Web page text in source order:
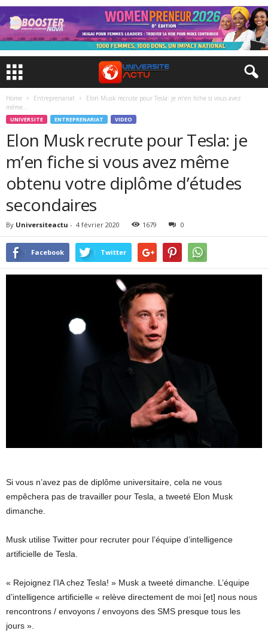
Home Entreprenariat
Elon Musk recrute pour Tesla: je m’en fiche si vous avez
même...
UNIVERSITE ENTREPRENARIAT VIDEO
Elon Musk recrute pour Tesla: je
m’en fiche si vous avez même
obtenu votre diplôme d’études
secondaires
By Universiteactu - 4 février 2020 1679 0
Facebook Twitter
Si vous n’avez pas de diplôme universitaire, cela ne vous
empêchera pas de travailler pour Tesla, a tweeté Elon Musk
dimanche.
Musk utilise Twitter pour recruter pour l’équipe d’intelligence
artificielle de Tesla.
« Rejoignez l’IA chez Tesla! » Musk a tweeté dimanche. L’équipe
d’intelligence artificielle « relève directement de moi [et] nous nous
rencontrons / envoyons / envoyons des SMS presque tous les
jours ».